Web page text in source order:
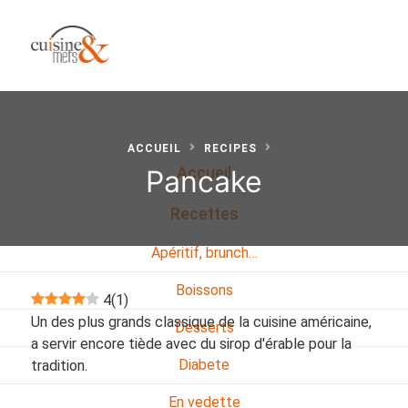
Accueil
Recettes
Apéritif, brunch…
Boissons
Desserts
Diabete
En vedette
ACCUEIL RECIPES
Pancake
4(1)
Un des plus grands classique de la cuisine américaine,
a servir encore tiède avec du sirop d'érable pour la
tradition.